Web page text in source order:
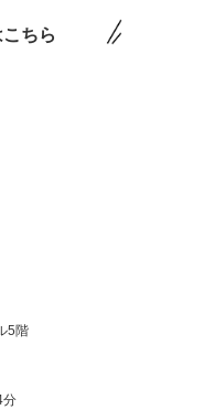
ちら
5階
分